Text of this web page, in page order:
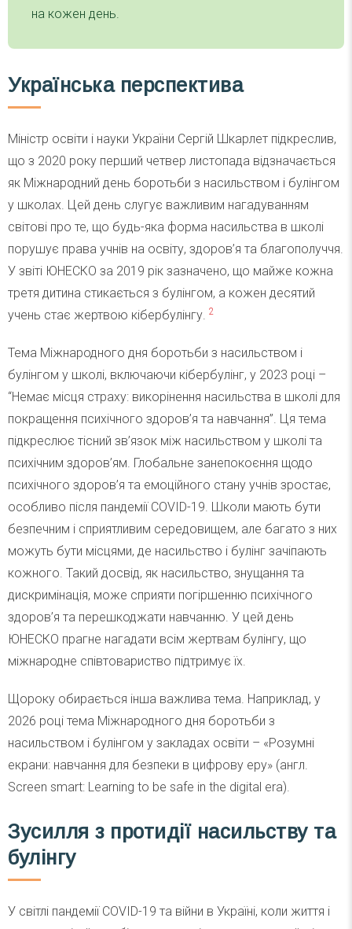
на кожен день.
Українська перспектива
Міністр освіти і науки України Сергій Шкарлет підкреслив,
що з 2020 року перший четвер листопада відзначається
як Міжнародний день боротьби з насильством і булінгом
у школах. Цей день слугує важливим нагадуванням
світові про те, що будь-яка форма насильства в школі
порушує права учнів на освіту, здоров’я та благополуччя.
У звіті ЮНЕСКО за 2019 рік зазначено, що майже кожна
третя дитина стикається з булінгом, а кожен десятий
учень стає жертвою кібербулінгу. 2
Тема Міжнародного дня боротьби з насильством і
булінгом у школі, включаючи кібербулінг, у 2023 році –
“Немає місця страху: викорінення насильства в школі для
покращення психічного здоров’я та навчання”. Ця тема
підкреслює тісний зв’язок між насильством у школі та
психічним здоров’ям. Глобальне занепокоєння щодо
психічного здоров’я та емоційного стану учнів зростає,
особливо після пандемії COVID-19. Школи мають бути
безпечним і сприятливим середовищем, але багато з них
можуть бути місцями, де насильство і булінг зачіпають
кожного. Такий досвід, як насильство, знущання та
дискримінація, може сприяти погіршенню психічного
здоров’я та перешкоджати навчанню. У цей день
ЮНЕСКО прагне нагадати всім жертвам булінгу, що
міжнародне співтовариство підтримує їх.
Щороку обирається інша важлива тема. Наприклад, у
2026 році тема Міжнародного дня боротьби з
насильством і булінгом у закладах освіти – «Розумні
екрани: навчання для безпеки в цифрову еру» (англ.
Screen smart: Learning to be safe in the digital era).
Зусилля з протидії насильству та
булінгу
У світлі пандемії COVID-19 та війни в Україні, коли життя і